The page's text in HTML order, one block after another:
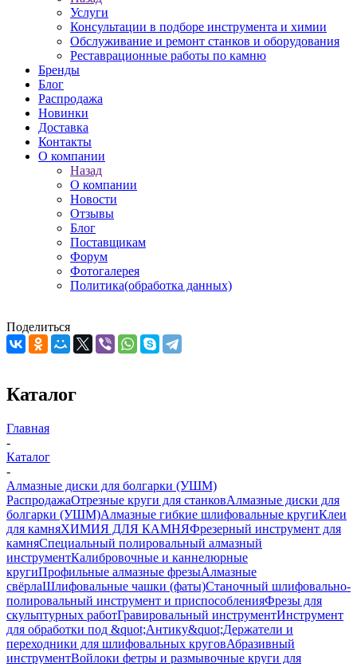
Услуги
Консультации в подборе инструмента и химии
Обслуживание и ремонт станков и оборудования
Реставрационные работы по камню
Бренды
Блог
Распродажа
Новинки
Доставка
Контакты
О компании
Назад
О компании
Новости
Отзывы
Блог
Поставщикам
Форум
Фотогалерея
Политика(обработка данных)
Поделиться
Каталог
Главная
-
Каталог
-
Алмазные диски для болгарки (УШМ)
РаспродажаОтрезные круги для станковАлмазные диски для
болгарки (УШМ)Алмазные гибкие шлифовальные кругиКлеи
для камняХИМИЯ ДЛЯ КАМНЯФрезерный инструмент для
камняСпециальный полировальный алмазный
инструментКалибровочные и каннелюрные
кругиПрофильные алмазные фрезыАлмазные
свёрлаШлифовальные чашки (фаты)Станочный шлифовально-
полировальный инструмент и приспособленияФрезы для
скульптурных работГравировальный инструментИнструмент
для обработки под &quot;Антику&quot;Держатели и
переходники для шлифовальных круговАбразивный
инструментВойлоки фетры и размывочные круги для